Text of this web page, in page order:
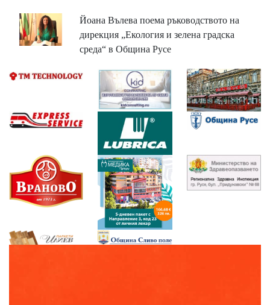
Йоана Вълева поема ръководството на
дирекция „Екология и зелена градска
среда“ в Община Русе